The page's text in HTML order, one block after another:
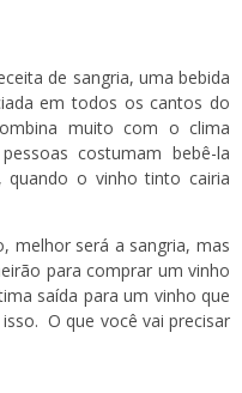
de sangria, uma bebida
em todos os cantos do
muito com o clima
costumam bebê-la
quando o vinho tinto cairia
melhor será a sangria, mas
para comprar um vinho
saída para um vinho que
O que você vai precisar